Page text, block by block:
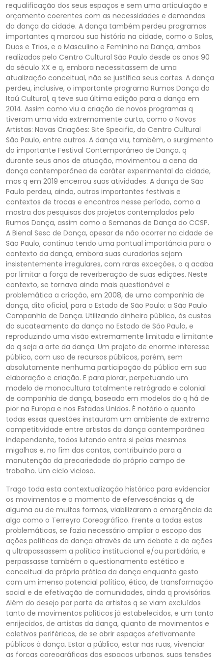
requalificação dos seus espaços e sem uma articulação e
orçamento coerentes com as necessidades e demandas
da dança da cidade. A dança também perdeu programas
importantes q marcou sua história na cidade, como o Solos,
Duos e Trios, e o Masculino e Feminino na Dança, ambos
realizados pelo Centro Cultural São Paulo desde os anos 90
do século XX e q, embora necessitassem de uma
atualização conceitual, não se justifica seus cortes. A dança
perdeu, inclusive, o importante programa Rumos Dança do
Itaú Cultural, q teve sua última edição para a dança em
2014. Assim como viu a criação de novos programas q
tiveram uma vida extremamente curta, como o Novos
Artistas: Novas Criações: Site Specific, do Centro Cultural
São Paulo, entre outros. A dança viu, também, o surgimento
do importante Festival Contemporâneo de Dança, q
durante seus anos de atuação, movimentou a cena da
dança contemporânea de caráter experimental da cidade,
mas q em 2019 encerrou suas atividades. A dança de São
Paulo perdeu, ainda, outros importantes festivais e
contextos de trocas e encontros nesse período, como a
mostra das pesquisas dos projetos contemplados pelo
Rumos Dança, assim como o Semanas de Dança do CCSP.
A Bienal Sesc de Dança, apesar de não ocorrer na cidade de
São Paulo, continua tendo uma pontual importância para o
contexto da dança, embora suas curadorias sejam
insistentemente irregulares, com raras exceções, o q acaba
por limitar a força de reverberação de suas edições. Neste
contexto, se tornava ainda mais questionável e
problemática a criação, em 2008, de uma companhia de
dança, dita oficial, para o Estado de São Paulo: a São Paulo
Companhia de Dança. Utilizando dinheiro público, às custas
do sucateamento da dança no Estado de São Paulo, e
reproduzindo uma visão extremamente limitada e limitante
do q seja a arte da dança. Um projeto de enorme interesse
público, com uso de recursos públicos, porém, sem
absolutamente nenhuma participação do público em sua
elaboração e criação. E para piorar, perpetuando um
modelo de monocultura totalmente retrógrado e colonial
de companhia de dança, baseado em modelos do q há de
pior na Europa e nos Estados Unidos. É notório o quanto
todas essas questões instauram um ambiente de extrema
competitividade entre artistas da dança contemporânea
independente, todos lutando entre si pelas mesmas
migalhas e, no fim das contas, contribuindo para a
manutenção da precariedade do próprio campo de
trabalho. Um ciclo vicioso.
Trago toda esta contextualização histórica para evidenciar
os movimentos e o momento de efervescências q, de
alguma ou de muitas formas, viabilizaram a emergência de
algo como o Terreyro Coreográfico. Frente a todas estas
problemáticas, se fazia necessário ampliar o escopo das
ações políticas da dança através de um debate e de ações
q ultrapassassem a política institucional e/ou partidária, e
perpassasse também o questionamento estético e
conceitual da própria prática da dança enquanto gesto
com um imenso potencial político, ético, de transformação
social e de efetivação de comunidades, ainda q provisórias.
Além do desejo por parte de artistas q se viam excluídos
tanto de movimentos políticos já estabelecidos, e um tanto
enrijecidos, de artistas da dança, quanto de movimentos e
coletivos periféricos, de se abrir espaços efetivamente
públicos à dança. Estar a público, estar nas ruas, vivenciar
as forças coreográficas dos espaços urbanos, suas tensões